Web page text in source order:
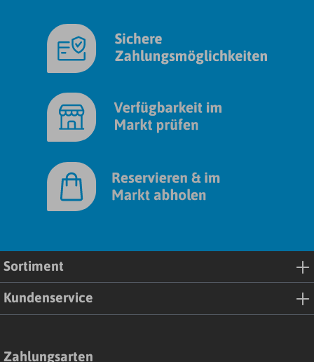
Sortiment
Kundenservice
Zahlungsarten